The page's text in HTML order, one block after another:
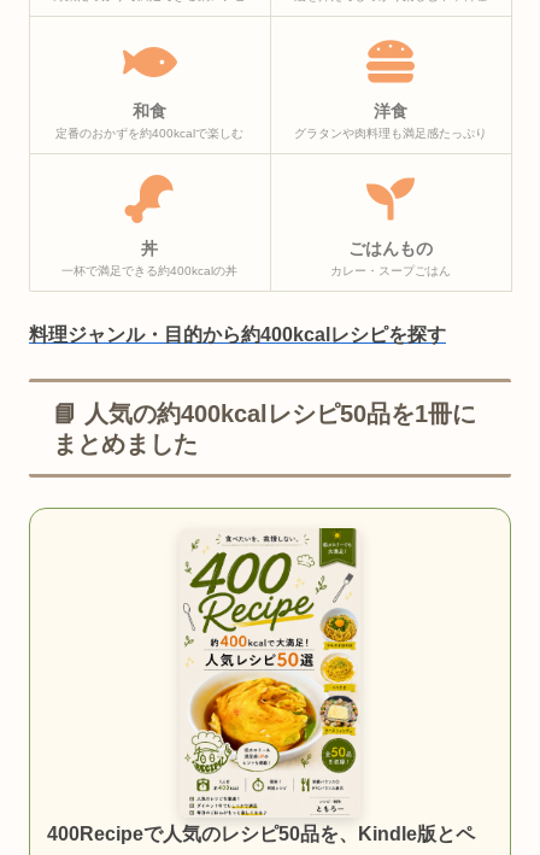
和食
定番のおかずを約400kcalで楽しむ
洋食
グラタンや肉料理も満足感たっぷり
丼
一杯で満足できる約400kcalの丼
ごはんもの
カレー・スープごはん
料理ジャンル・目的から約400kcalレシピを探す
📘 人気の約400kcalレシピ50品を1冊に
まとめました
400Recipeで人気のレシピ50品を、Kindle版とペ